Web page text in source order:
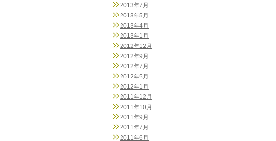
2013年7月
2013年5月
2013年4月
2013年1月
2012年12月
2012年9月
2012年7月
2012年5月
2012年1月
2011年12月
2011年10月
2011年9月
2011年7月
2011年6月